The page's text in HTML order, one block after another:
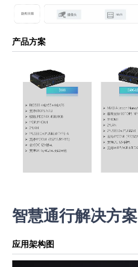
产品方案
智慧通行解决方案
应用架构图